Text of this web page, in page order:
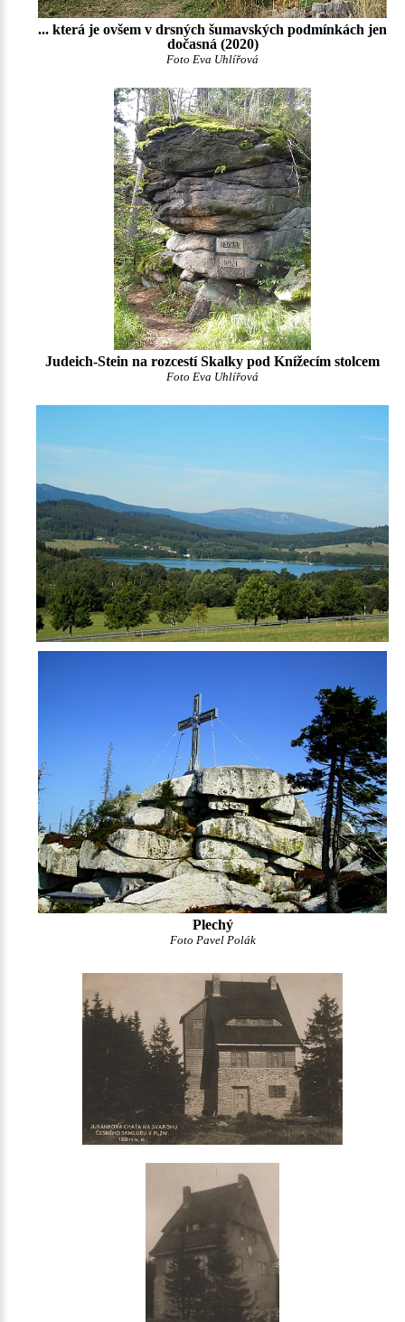
... která je ovšem v drsných šumavských podmínkách jen
dočasná (2020)
Foto Eva Uhlířová
Judeich-Stein na rozcestí Skalky pod Knížecím stolcem
Foto Eva Uhlířová
Plechý
Foto Pavel Polák